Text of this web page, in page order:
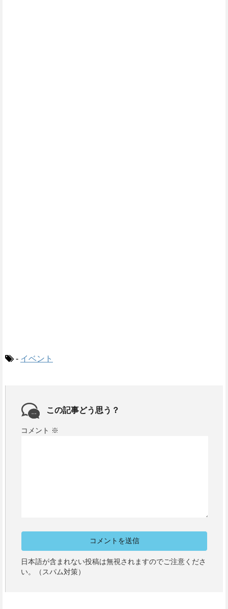
- イベント
この記事どう思う？
コメント ※
日本語が含まれない投稿は無視されますのでご注意くださ
い。（スパム対策）